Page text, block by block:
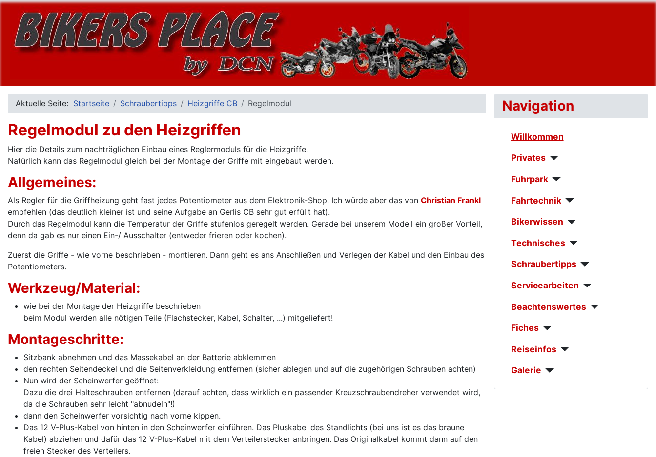
Aktuelle Seite: Startseite Schraubertipps Heizgriffe CB Regelmodul
Regelmodul zu den Heizgriffen
Hier die Details zum nachträglichen Einbau eines Reglermoduls für die Heizgriffe.
Natürlich kann das Regelmodul gleich bei der Montage der Griffe mit eingebaut werden.
Allgemeines:
Als Regler für die Griffheizung geht fast jedes Potentiometer aus dem Elektronik-Shop. Ich würde aber das von Christian Frankl
empfehlen (das deutlich kleiner ist und seine Aufgabe an Gerlis CB sehr gut erfüllt hat).
Durch das Regelmodul kann die Temperatur der Griffe stufenlos geregelt werden. Gerade bei unserem Modell ein großer Vorteil,
denn da gab es nur einen Ein-/ Ausschalter (entweder frieren oder kochen).
Zuerst die Griffe - wie vorne beschrieben - montieren. Dann geht es ans Anschließen und Verlegen der Kabel und den Einbau des
Potentiometers.
Werkzeug/Material:
wie bei der Montage der Heizgriffe beschrieben
beim Modul werden alle nötigen Teile (Flachstecker, Kabel, Schalter, ...) mitgeliefert!
Montageschritte:
Sitzbank abnehmen und das Massekabel an der Batterie abklemmen
den rechten Seitendeckel und die Seitenverkleidung entfernen (sicher ablegen und auf die zugehörigen Schrauben achten)
Nun wird der Scheinwerfer geöffnet:
Dazu die drei Halteschrauben entfernen (darauf achten, dass wirklich ein passender Kreuzschraubendreher verwendet wird,
da die Schrauben sehr leicht "abnudeln"!)
dann den Scheinwerfer vorsichtig nach vorne kippen.
Das 12 V-Plus-Kabel von hinten in den Scheinwerfer einführen. Das Pluskabel des Standlichts (bei uns ist es das braune
Kabel) abziehen und dafür das 12 V-Plus-Kabel mit dem Verteilerstecker anbringen. Das Originalkabel kommt dann auf den
freien Stecker des Verteilers.
Navigation
Willkommen
Privates
Fuhrpark
Fahrtechnik
Bikerwissen
Technisches
Schraubertipps
Servicearbeiten
Beachtenswertes
Fiches
Reiseinfos
Galerie